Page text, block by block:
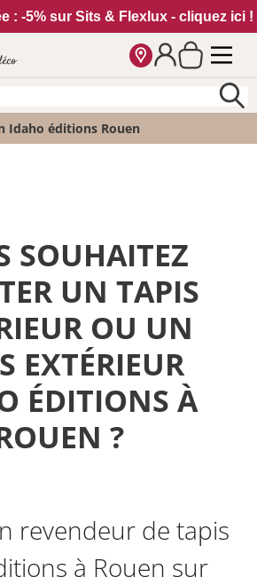
: -5% sur Sits & Flexlux - cliquez ici !
Idaho éditions Rouen
SOUHAITEZ
UN TAPIS
OU UN
EXTÉRIEUR
ÉDITIONS À
?
revendeur de tapis
à Rouen sur